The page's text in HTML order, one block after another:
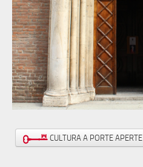
CULTURA A PORTE APERTE